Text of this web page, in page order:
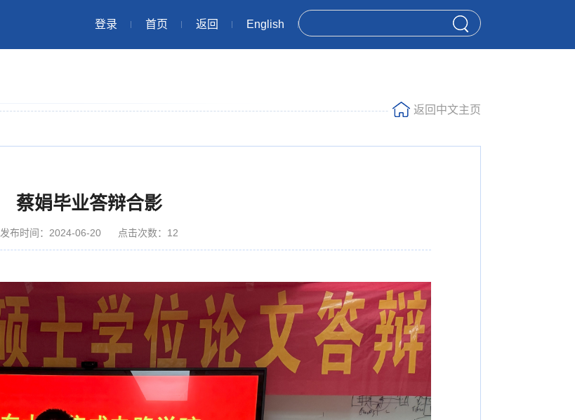
登录 首页 返回 English
返回中文主页
蔡娟毕业答辩合影
发布时间：2024-06-20 点击次数： 12